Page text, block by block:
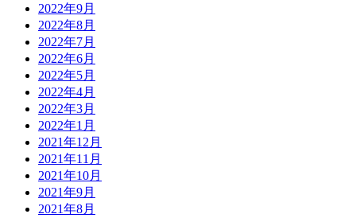
2022年9月
2022年8月
2022年7月
2022年6月
2022年5月
2022年4月
2022年3月
2022年1月
2021年12月
2021年11月
2021年10月
2021年9月
2021年8月